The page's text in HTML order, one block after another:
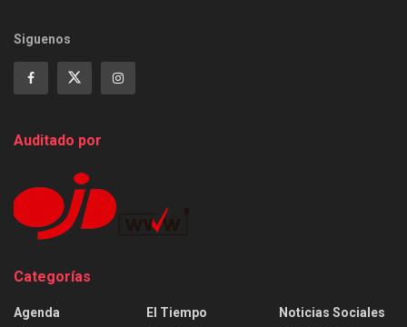
Siguenos
Auditado por
Categorías
Agenda
El Tiempo
Noticias Sociales